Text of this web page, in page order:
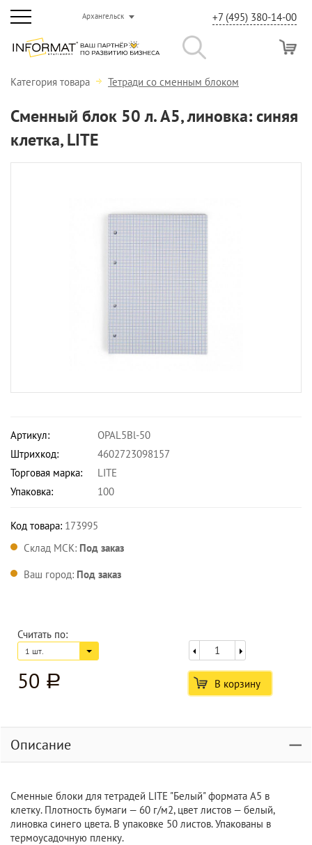
Архангельск +7 (495) 380-14-00
Категория товара Тетради со сменным блоком
Сменный блок 50 л. А5, линовка: синяя
клетка, LITE
Артикул:
OPAL5Bl-50
Штрихкод:
4602723098157
Торговая марка:
LITE
Упаковка:
100
Код товара: 173995
Склад МСК: Под заказ
Ваш город: Под заказ
Считать по:
1 шт.
50 a В корзину
Описание
Сменные блоки для тетрадей LITE "Белый" формата А5 в
клетку. Плотность бумаги — 60 г/м2, цвет листов — белый,
линовка синего цвета. В упаковке 50 листов. Упакованы в
термоусадочную пленку.